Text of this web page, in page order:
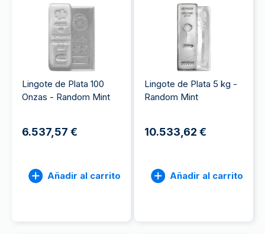
Lingote de Plata 100
Onzas - Random Mint
6.537,57 €
Añadir al carrito
Lingote de Plata 5 kg -
Random Mint
10.533,62 €
Añadir al carrito